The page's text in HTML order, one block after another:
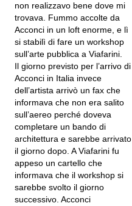
non realizzavo bene dove mi
trovava. Fummo accolte da
Acconci in un loft enorme, e lì
si stabilì di fare un workshop
sull’arte pubblica a Viafarini.
Il giorno previsto per l’arrivo di
Acconci in Italia invece
dell’artista arrivò un fax che
informava che non era salito
sull’aereo perché doveva
completare un bando di
architettura e sarebbe arrivato
il giorno dopo. A Viafarini fu
appeso un cartello che
informava che il workshop si
sarebbe svolto il giorno
successivo. Acconci